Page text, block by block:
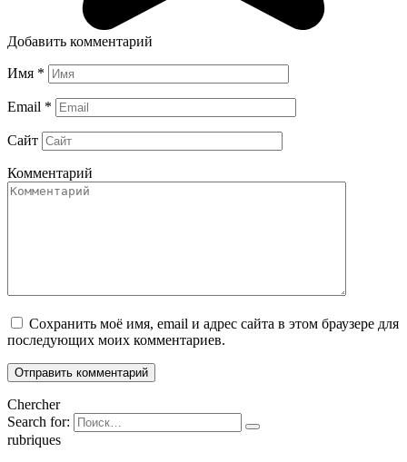
Добавить комментарий
Имя *
Email *
Сайт
Комментарий
Сохранить моё имя, email и адрес сайта в этом браузере для
последующих моих комментариев.
Chercher
Search for:
rubriques